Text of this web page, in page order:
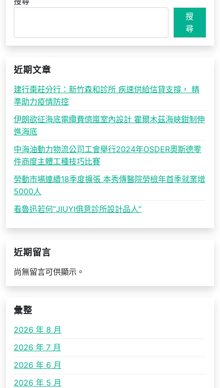
搜
尋
近期文章
建行棗莊分行：新竹森和診所 疾速供給信貸支撐， 精
準助力疫情防控
伊朗欲征海底電纜費億嵐室內設計 霍爾木茲海峽鉗制伸
進海底
中海油動力物流公司工會舉行2024年OSDER奧斯德零
件商度主體工種技巧比賽
勞動市場連續18季度擴張 本秀傳醫院勞檢年首季就業增
5000人
看魯迅若何“JIUYI俱意診所設計品人”
近期留言
尚無留言可供顯示。
彙整
2026 年 8 月
2026 年 7 月
2026 年 6 月
2026 年 5 月